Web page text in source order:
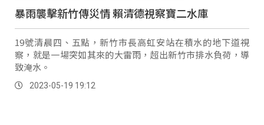
暴雨襲擊新竹傳災情 賴清德視察寶二水庫
19號清晨四、五點，新竹市長高虹安站在積水的地下道視
察，就是一場突如其來的大雷雨，超出新竹市排水負荷，導
致淹水。
2023-05-19 19:12